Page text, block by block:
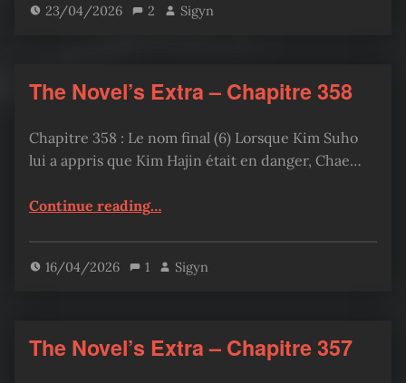
23/04/2026 2 Sigyn
The Novel’s Extra – Chapitre 358
Chapitre 358 : Le nom final (6) Lorsque Kim Suho
lui a appris que Kim Hajin était en danger, Chae…
Continue reading“The Novel’s Extra – Chapitre 358”
…
16/04/2026 1 Sigyn
The Novel’s Extra – Chapitre 357